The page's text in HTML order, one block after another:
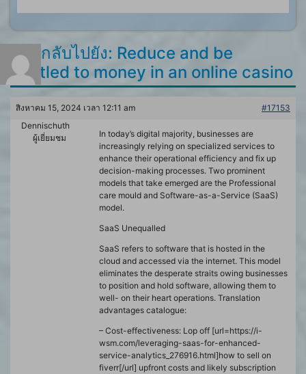
ตอบกลับไปยัง: Reduce and be
entitled to money in an online casino
สิงหาคม 15, 2024 เวลา 12:11 am
#17153
Dennischuth
ผู้เยี่ยมชม
In today’s digital majority, businesses are
increasingly relying on specialized services to
enhance their operational efficiency and fix up
decision-making processes. Two prominent
models that take emerged are the Professional
care mould and Software-as-a-Service (SaaS)
model.
SaaS Unequalled
SaaS refers to software that is hosted in the
cloud and accessed via the internet. This model
eliminates the desperate straits owing businesses
to position and hold software, allowing them to
well- on their heart operations. Translation
advantages catalogue:
– Cost-effectiveness: Lop off [url=https://i-
wsm.com/leveraging-saas-for-enhanced-
service-analytics_276916.html]how to sell on
fiverr[/url] upfront costs and likely subscription